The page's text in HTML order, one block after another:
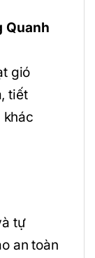
Quanh
gió
tiết
khác
tự
an toàn